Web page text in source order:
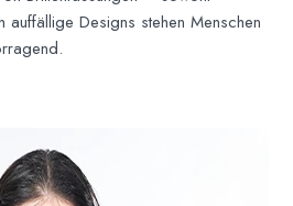
Designs stehen Menschen